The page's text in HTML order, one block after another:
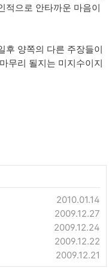
적으로 안타까운 마음이
후 양쪽의 다른 주장들이
무리 될지는 미지수이지
2010.01.14
2009.12.27
2009.12.24
2009.12.22
2009.12.21